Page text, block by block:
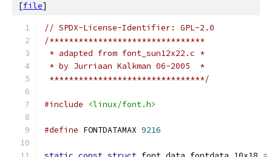
[file]
// SPDX-License-Identifier: GPL-2.0
/********************************
* adapted from font_sun12x22.c *
* by Jurriaan Kalkman 06-2005  *
********************************/
#include <linux/font.h>
#define FONTDATAMAX 9216